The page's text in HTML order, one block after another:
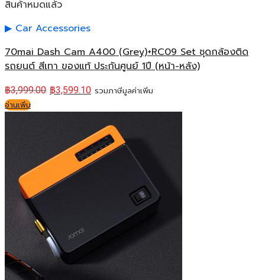
สินค้าหมดแล้ว
Car Accessories
70mai Dash Cam A400 (Grey)+RC09 Set ชุดกล้องติด
รถยนต์ สีเทา ของแท้ ประกันศูนย์ 1ปี (หน้า-หลัง)
฿3,999.00 ฿3,599.10 รวมภาษีมูลค่าเพิ่ม
อ่านเพิ่ม